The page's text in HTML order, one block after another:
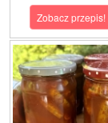
Zobacz przepis!